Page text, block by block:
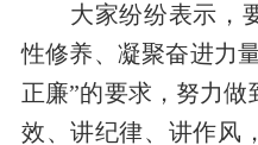
大家纷纷表示，
性修养、凝聚奋进力
正廉”的要求，努力
效、讲纪律、讲作风